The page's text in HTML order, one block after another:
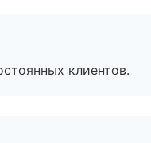
клиентов.